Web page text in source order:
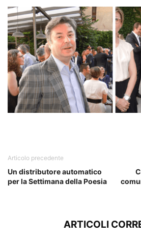
Articolo precedente
Un distributore automatico
per la Settimana della Poesia
ARTICOLI